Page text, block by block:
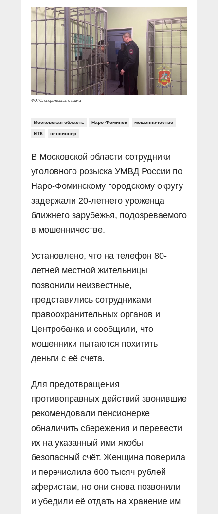
Документальные фильмы
В знании сила
Специальный репортаж
КиберПОСТОВОЙ
Газета «Щит и меч»
Журнал «Полиция России»
О ПОРТАЛЕ
Контакты
Вакансии
ФОТО: оперативная съёмка
Московская область Наро-Фоминск мошенничество
ИТК пенсионер
В Московской области сотрудники
уголовного розыска УМВД России по
Наро-Фоминскому городскому округу
задержали 20-летнего уроженца
ближнего зарубежья, подозреваемого
в мошенничестве.
Установлено, что на телефон 80-
летней местной жительницы
позвонили неизвестные,
представились сотрудниками
правоохранительных органов и
Центробанка и сообщили, что
мошенники пытаются похитить
деньги с её счета.
Для предотвращения
противоправных действий звонившие
рекомендовали пенсионерке
обналичить сбережения и перевести
их на указанный ими якобы
безопасный счёт. Женщина поверила
и перечислила 600 тысяч рублей
аферистам, но они снова позвонили
и убедили её отдать на хранение им